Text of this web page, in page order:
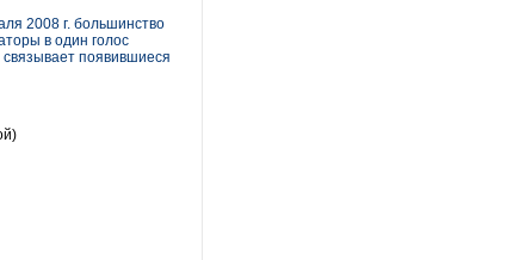
2008 г. большинство
в один голос
появившиеся